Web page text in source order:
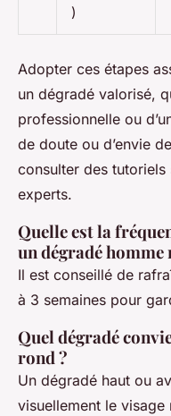
)
Adopter ces étapes
un dégradé valorisé,
professionnelle ou
de doute ou d’envie
consulter des
experts.
Quelle est la
un dégradé homme
Il est conseillé de
à 3 semaines pour
Quel dégradé
rond ?
Un dégradé haut ou
visuellement le